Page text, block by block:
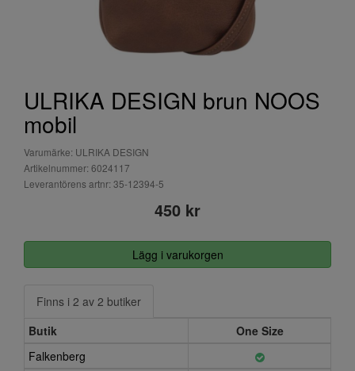
ULRIKA DESIGN brun NOOS
mobil
Varumärke: ULRIKA DESIGN
Artikelnummer: 6024117
Leverantörens artnr: 35-12394-5
450 kr
Lägg i varukorgen
Finns i 2 av 2 butiker
Butik
One Size
Falkenberg